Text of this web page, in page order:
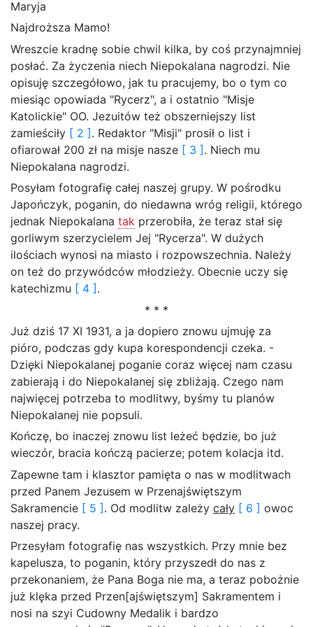
Maryja
Najdroższa Mamo!
Wreszcie kradnę sobie chwil kilka, by coś przynajmniej
posłać. Za życzenia niech Niepokalana nagrodzi. Nie
opisuję szczegółowo, jak tu pracujemy, bo o tym co
miesiąc opowiada "Rycerz", a i ostatnio "Misje
Katolickie" OO. Jezuitów też obszerniejszy list
zamieściły [ 2 ]. Redaktor "Misji" prosił o list i
ofiarował 200 zł na misje nasze [ 3 ]. Niech mu
Niepokalana nagrodzi.
Posyłam fotografię całej naszej grupy. W pośrodku
Japończyk, poganin, do niedawna wróg religii, którego
jednak Niepokalana tak przerobiła, że teraz stał się
gorliwym szerzycielem Jej "Rycerza". W dużych
ilościach wynosi na miasto i rozpowszechnia. Należy
on też do przywódców młodzieży. Obecnie uczy się
katechizmu [ 4 ] .
* * *
Już dziś 17 XI 1931, a ja dopiero znowu ujmuję za
pióro, podczas gdy kupa korespondencji czeka. -
Dzięki Niepokalanej poganie coraz więcej nam czasu
zabierają i do Niepokalanej się zbliżają. Czego nam
najwięcej potrzeba to modlitwy, byśmy tu planów
Niepokalanej nie popsuli.
Kończę, bo inaczej znowu list leżeć będzie, bo już
wieczór, bracia kończą pacierze; potem kolacja itd.
Zapewne tam i klasztor pamięta o nas w modlitwach
przed Panem Jezusem w Przenajświętszym
Sakramencie [ 5 ]. Od modlitw zależy cały [ 6 ] owoc
naszej pracy.
Przesyłam fotografię nas wszystkich. Przy mnie bez
kapelusza, to poganin, który przyszedł do nas z
przekonaniem, że Pana Boga nie ma, a teraz pobożnie
już klęka przed Przen[ajświętszym] Sakramentem i
nosi na szyi Cudowny Medalik i bardzo